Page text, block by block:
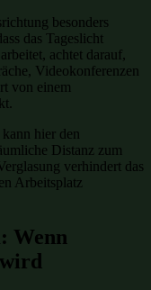
besonders
das Tageslicht
achtet darauf,
Videokonferenzen
von einem
kann hier den
Distanz zum
verhindert das
Arbeitsplatz
Wenn